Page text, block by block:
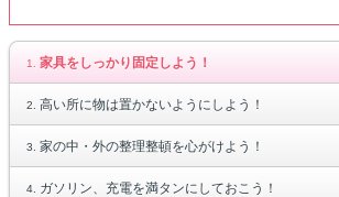
家具をしっかり固定しよう！
高い所に物は置かないようにしよう！
家の中・外の整理整頓を心がけよう！
ガソリン、充電を満タンにしておこう！